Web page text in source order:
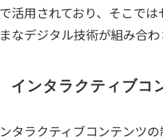
活用されており、そこで
なデジタル技術が組み合わ
インタラクティブコ
タラクティブコンテンツ